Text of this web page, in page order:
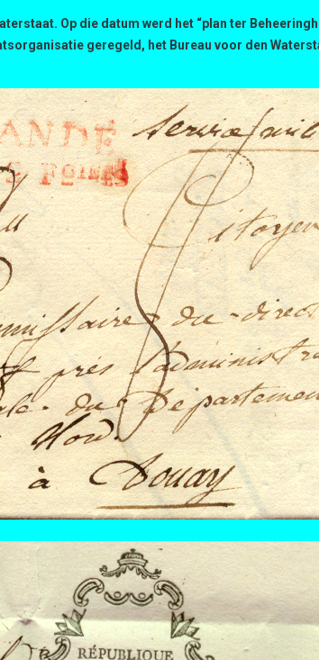
Op die datum werd het “plan ter
geregeld, het Bureau voor den